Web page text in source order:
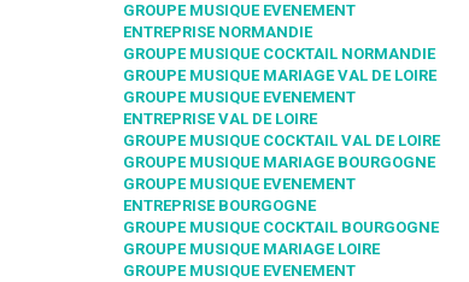
GROUPE MUSIQUE EVENEMENT
ENTREPRISE NORMANDIE
GROUPE MUSIQUE COCKTAIL NORMANDIE
GROUPE MUSIQUE MARIAGE VAL DE LOIRE
GROUPE MUSIQUE EVENEMENT
ENTREPRISE VAL DE LOIRE
GROUPE MUSIQUE COCKTAIL VAL DE LOIRE
GROUPE MUSIQUE MARIAGE BOURGOGNE
GROUPE MUSIQUE EVENEMENT
ENTREPRISE BOURGOGNE
GROUPE MUSIQUE COCKTAIL BOURGOGNE
GROUPE MUSIQUE MARIAGE LOIRE
GROUPE MUSIQUE EVENEMENT